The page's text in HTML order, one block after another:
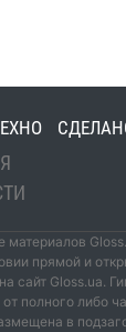
материалов
прямой и
сайт Gloss.ua.
полного либо
в